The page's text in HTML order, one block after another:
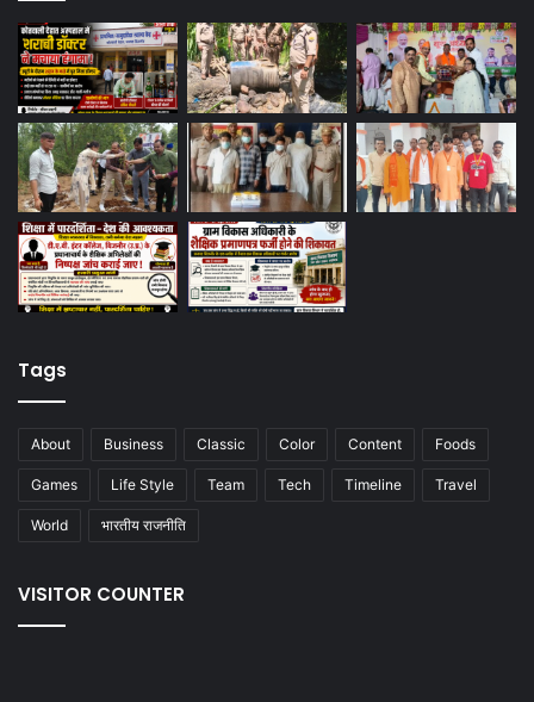
Tags
About Business Classic Color Content Foods
Games Life Style Team Tech Timeline Travel
World भारतीय राजनीति
VISITOR COUNTER